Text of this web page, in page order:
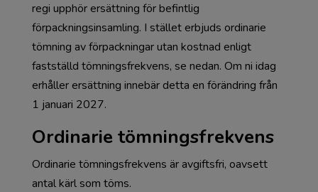
regi upphör ersättning för befintlig
förpackningsinsamling. I stället erbjuds ordinarie
tömning av förpackningar utan kostnad enligt
fastställd tömningsfrekvens, se nedan. Om ni idag
erhåller ersättning innebär detta en förändring från
1 januari 2027.
Ordinarie tömningsfrekvens
Ordinarie tömningsfrekvens är avgiftsfri, oavsett
antal kärl som töms.